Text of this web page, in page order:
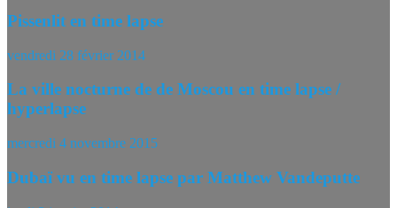
Pissenlit en time lapse
vendredi 28 février 2014
La ville nocturne de de Moscou en time lapse /
hyperlapse
mercredi 4 novembre 2015
Dubaï vu en time lapse par Matthew Vandeputte